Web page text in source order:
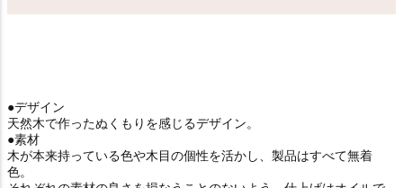
●デザイン
天然木で作ったぬくもりを感じるデザイン。
●素材
木が本来持っている色や木目の個性を活かし、製品はすべて無着
色。